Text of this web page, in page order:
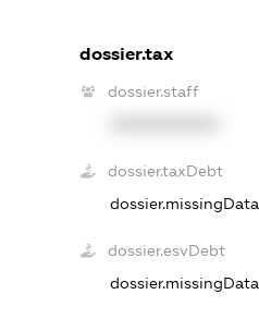
dossier.tax
dossier.staff
dossier.taxDebt
dossier.missingData
dossier.esvDebt
dossier.missingData